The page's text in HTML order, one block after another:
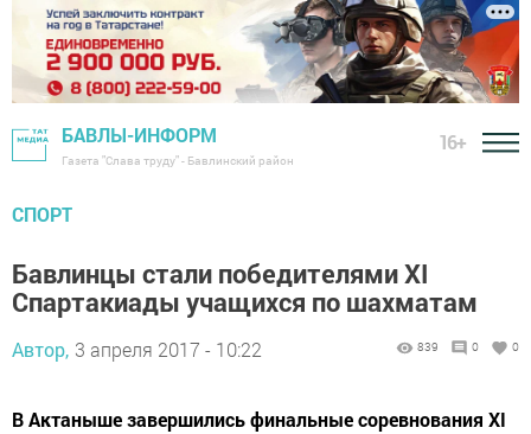
БАВЛЫ-ИНФОРМ
Газета "Слава труду" - Бавлинский район
16+
СПОРТ
Бавлинцы стали победителями XI
Спартакиады учащихся по шахматам
Автор, 3 апреля 2017 - 10:22 839 0 0
В Актаныше завершились финальные соревнования XI